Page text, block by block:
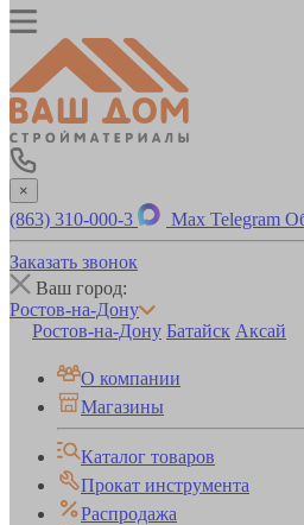
×
(863) 310-000-3 Max Telegram
Заказать звонок
Ваш город:
Ростов-на-Дону
Ростов-на-Дону Батайск Аксай
О компании
Магазины
Каталог товаров
Прокат инструмента
Распродажа